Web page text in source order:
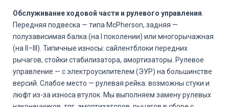
Обслуживание ходовой части и рулевого управления
Передняя подвеска — типа McPherson, задняя —
полузависимая балка (на I поколении) или многорычажная
(на II–III). Типичные износы: сайлентблоки передних
рычагов, стойки стабилизатора, амортизаторы. Рулевое
управление — с электроусилителем (ЭУР) на большинстве
версий. Слабое место — рулевая рейка: возможны стуки и
люфт из-за износа втулок. Мы выполняем замену рулевых